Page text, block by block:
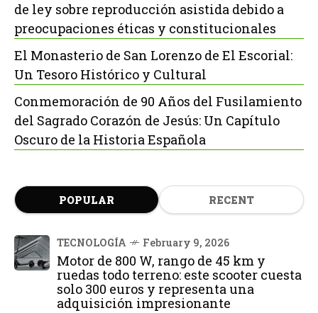
de ley sobre reproducción asistida debido a
preocupaciones éticas y constitucionales
El Monasterio de San Lorenzo de El Escorial:
Un Tesoro Histórico y Cultural
Conmemoración de 90 Años del Fusilamiento
del Sagrado Corazón de Jesús: Un Capítulo
Oscuro de la Historia Española
POPULAR RECENT
TECNOLOGÍA February 9, 2026
Motor de 800 W, rango de 45 km y
ruedas todo terreno: este scooter cuesta
solo 300 euros y representa una
adquisición impresionante